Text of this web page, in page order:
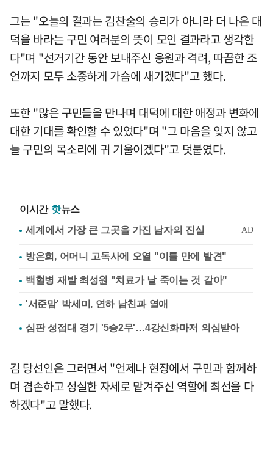
그는 "오늘의 결과는 김찬술의 승리가 아니라 더 나은 대
덕을 바라는 구민 여러분의 뜻이 모인 결과라고 생각한
다"며 "선거기간 동안 보내주신 응원과 격려, 따끔한 조
언까지 모두 소중하게 가슴에 새기겠다"고 했다.
또한 "많은 구민들을 만나며 대덕에 대한 애정과 변화에
대한 기대를 확인할 수 있었다"며 "그 마음을 잊지 않고
늘 구민의 목소리에 귀 기울이겠다"고 덧붙였다.
이시간 핫뉴스
방은희, 어머니 고독사에 오열 "이틀 만에 발견"
백혈병 재발 최성원 "치료가 날 죽이는 것 같아"
'서준맘' 박세미, 연하 남친과 열애
심판 성접대 경기 '5승2무'…4강신화마저 의심받아
김 당선인은 그러면서 "언제나 현장에서 구민과 함께하
며 겸손하고 성실한 자세로 맡겨주신 역할에 최선을 다
하겠다"고 말했다.